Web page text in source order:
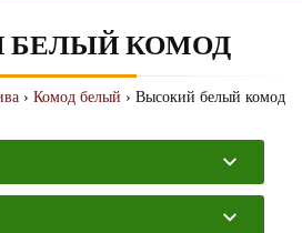
БЕЛЫЙ КОМОД
› Комод белый › Высокий белый комод